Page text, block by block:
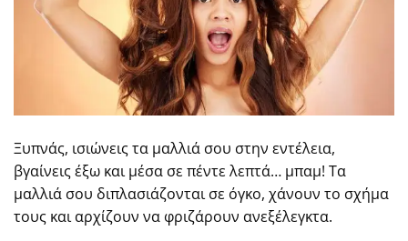
Ξυπνάς, ισιώνεις τα μαλλιά σου στην εντέλεια,
βγαίνεις έξω και μέσα σε πέντε λεπτά… μπαμ! Τα
μαλλιά σου διπλασιάζονται σε όγκο, χάνουν το σχήμα
τους και αρχίζουν να φριζάρουν ανεξέλεγκτα.